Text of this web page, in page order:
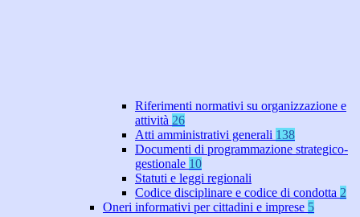
Riferimenti normativi su organizzazione e
attività 26
Atti amministrativi generali 138
Documenti di programmazione strategico-
gestionale 10
Statuti e leggi regionali
Codice disciplinare e codice di condotta 2
Oneri informativi per cittadini e imprese 5